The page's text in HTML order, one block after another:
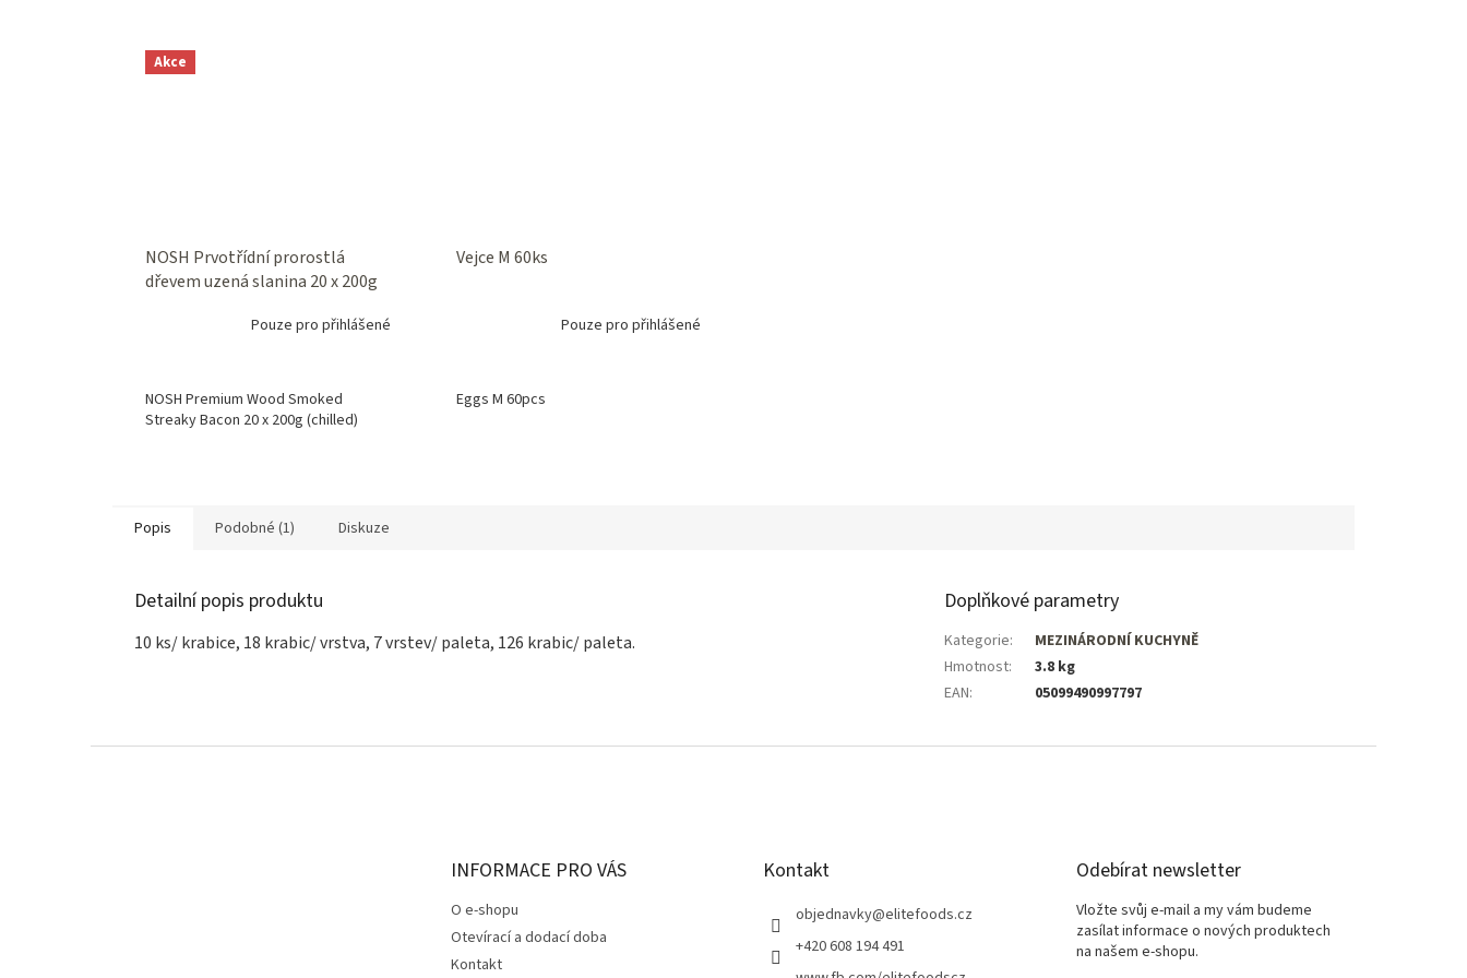
Akce
NOSH Prvotřídní prorostlá
dřevem uzená slanina 20 x 200g
Pouze pro přihlášené
NOSH Premium Wood Smoked
Streaky Bacon 20 x 200g (chilled)
Vejce M 60ks
Pouze pro přihlášené
Eggs M 60pcs
Popis Podobné (1) Diskuze
Detailní popis produktu
10 ks/ krabice, 18 krabic/ vrstva, 7 vrstev/ paleta, 126 krabic/ paleta.
Doplňkové parametry
Kategorie:
MEZINÁRODNÍ KUCHYNĚ
Hmotnost:
3.8 kg
EAN: 05099490997797
INFORMACE PRO VÁS
O e-shopu
Otevírací a dodací doba
Kontakt
Kontakt
objednavky@elitefoods.cz
+420 608 194 491
Odebírat newsletter
Vložte svůj e-mail a my vám budeme
zasílat informace o nových produktech
na našem e-shopu.